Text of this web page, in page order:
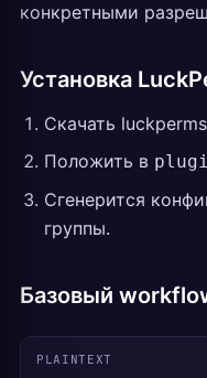
конкретными
Установка
Скачать
Положить в
Сгенерится
группы.
Базовый
PLAINTEXT